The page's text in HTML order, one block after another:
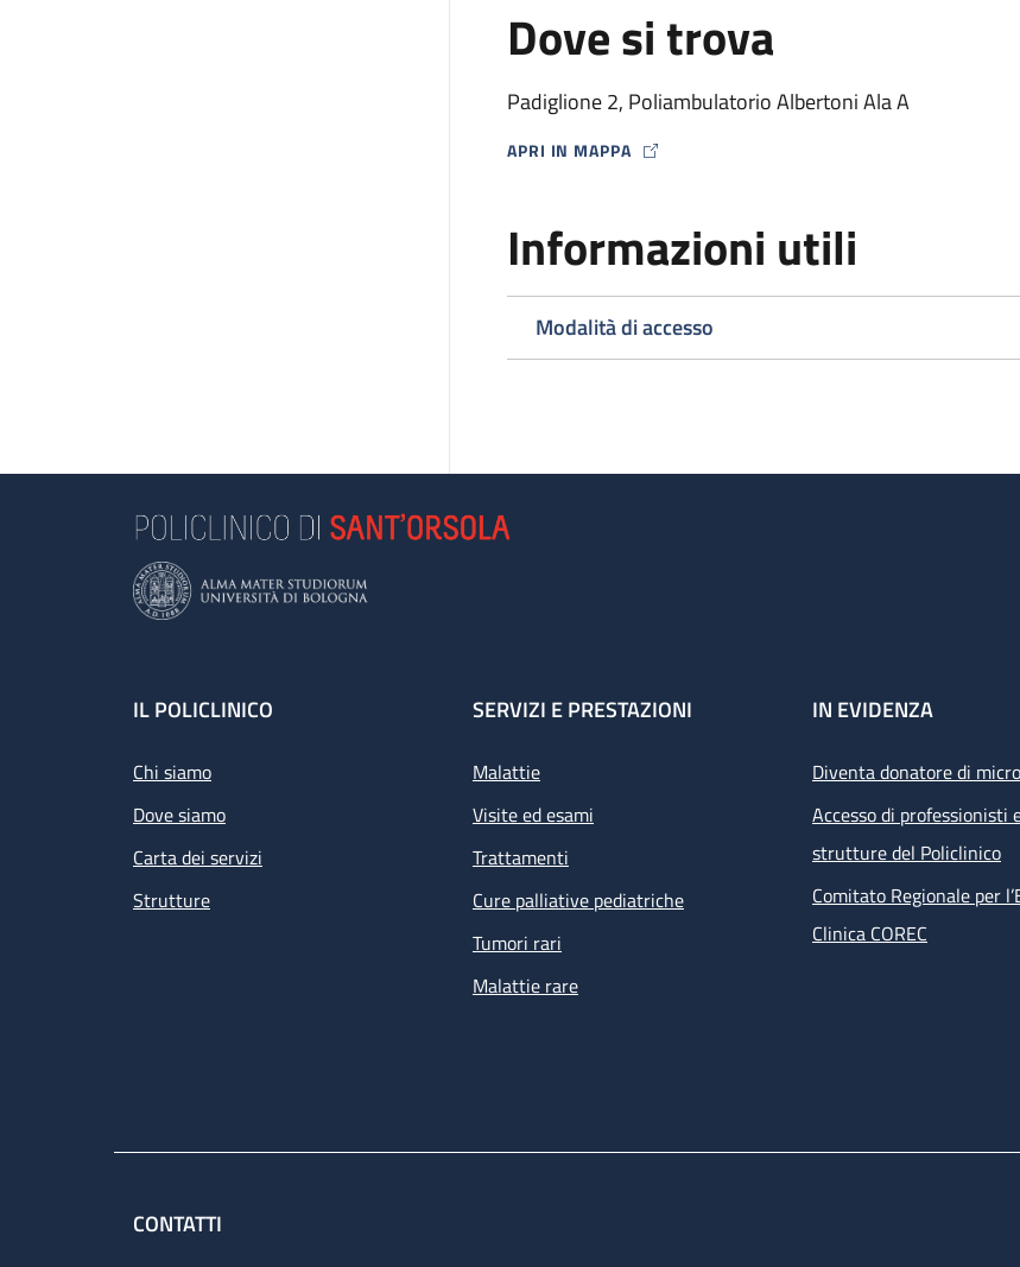
Dove si trova
Padiglione 2, Poliambulatorio Albertoni Ala A
APRI IN MAPPA
MAP ICON
Informazioni utili
Modalità di accesso
Footer
IL POLICLINICO
Chi siamo
Dove siamo
Carta dei servizi
Strutture
SERVIZI E PRESTAZIONI
Malattie
Visite ed esami
Trattamenti
Cure palliative pediatriche
Tumori rari
Malattie rare
IN EVIDENZA
Diventa donatore di
Accesso di professionisti
strutture del Policlinico
Comitato Regionale per
Clinica COREC
CONTATTI